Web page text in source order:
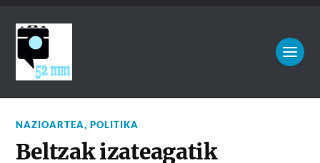
NAZIOARTEA,POLITIKA
Beltzak izateagatik